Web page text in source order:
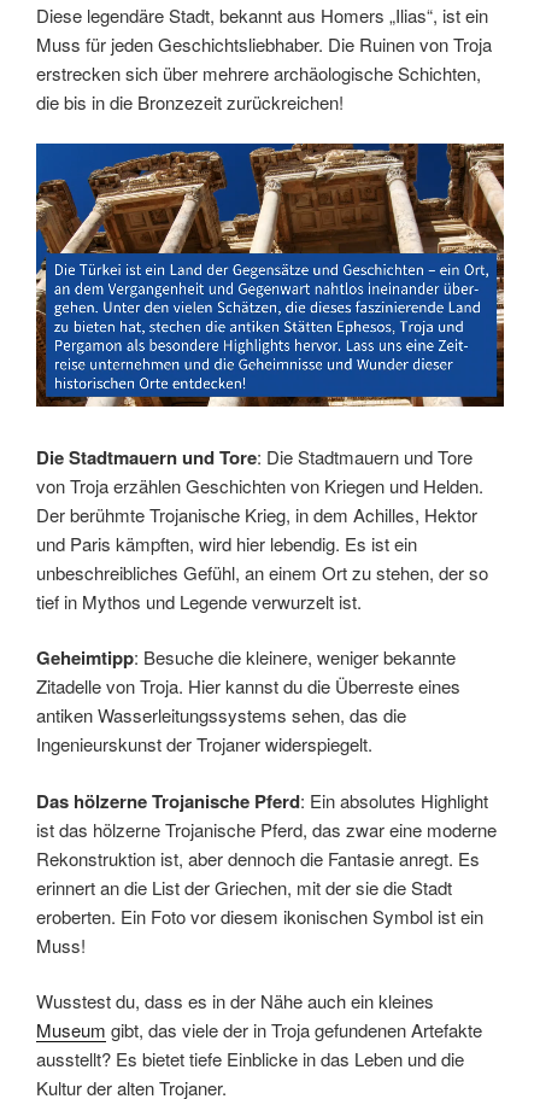
Diese legendäre Stadt, bekannt aus Homers „Ilias“, ist ein
Muss für jeden Geschichtsliebhaber. Die Ruinen von Troja
erstrecken sich über mehrere archäologische Schichten,
die bis in die Bronzezeit zurückreichen!
Link Embed
Die Stadtmauern und Tore: Die Stadtmauern und Tore
von Troja erzählen Geschichten von Kriegen und Helden.
Der berühmte Trojanische Krieg, in dem Achilles, Hektor
und Paris kämpften, wird hier lebendig. Es ist ein
unbeschreibliches Gefühl, an einem Ort zu stehen, der so
tief in Mythos und Legende verwurzelt ist.
Geheimtipp: Besuche die kleinere, weniger bekannte
Zitadelle von Troja. Hier kannst du die Überreste eines
antiken Wasserleitungssystems sehen, das die
Ingenieurskunst der Trojaner widerspiegelt.
Das hölzerne Trojanische Pferd: Ein absolutes Highlight
ist das hölzerne Trojanische Pferd, das zwar eine moderne
Rekonstruktion ist, aber dennoch die Fantasie anregt. Es
erinnert an die List der Griechen, mit der sie die Stadt
eroberten. Ein Foto vor diesem ikonischen Symbol ist ein
Muss!
Wusstest du, dass es in der Nähe auch ein kleines
Museum gibt, das viele der in Troja gefundenen Artefakte
ausstellt? Es bietet tiefe Einblicke in das Leben und die
Kultur der alten Trojaner.